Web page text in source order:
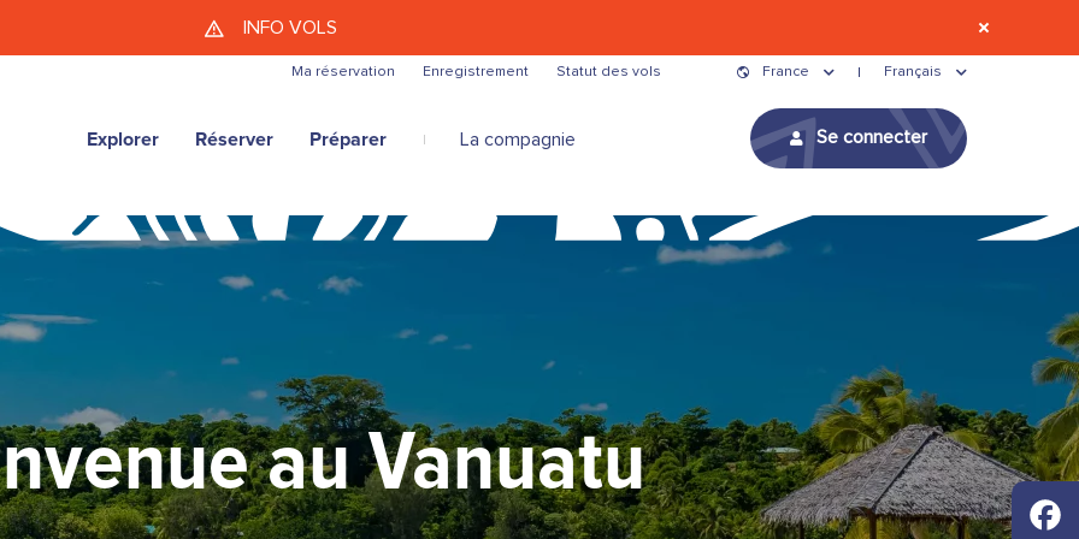
Aller au contenu principal
INFO VOLS
Ma réservation Enregistrement Statut des vols France Français
Explorer Réserver Préparer La compagnie Se connecter
au Vanuatu